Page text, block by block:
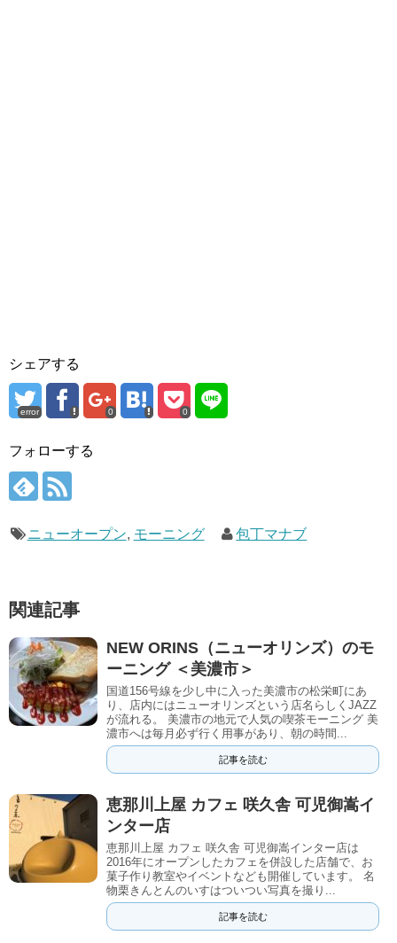
シェアする
error 0 0
フォローする
ニューオープン, モーニング 包丁マナブ
関連記事
NEW ORINS（ニューオリンズ）のモ
ーニング ＜美濃市＞
国道156号線を少し中に入った美濃市の松栄町にあ
り、店内にはニューオリンズという店名らしくJAZZ
が流れる。 美濃市の地元で人気の喫茶モーニング 美
濃市へは毎月必ず行く用事があり、朝の時間...
記事を読む
恵那川上屋 カフェ 咲久舎 可児御嵩イ
ンター店
恵那川上屋 カフェ 咲久舎 可児御嵩インター店は
2016年にオープンしたカフェを併設した店舗で、お
菓子作り教室やイベントなども開催しています。 名
物栗きんとんのいすはついつい写真を撮り...
記事を読む